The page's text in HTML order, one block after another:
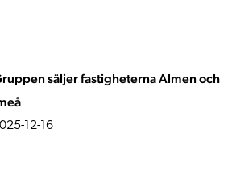
säljer fastigheterna Almen och
12-16